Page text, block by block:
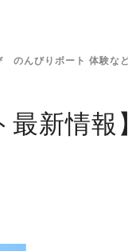
びりボート 体験など
新情報